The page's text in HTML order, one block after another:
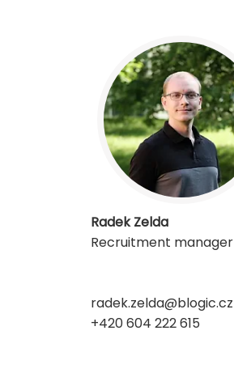
Radek Zelda
Recruitment manager
radek.zelda@blogic.cz
+420 604 222 615